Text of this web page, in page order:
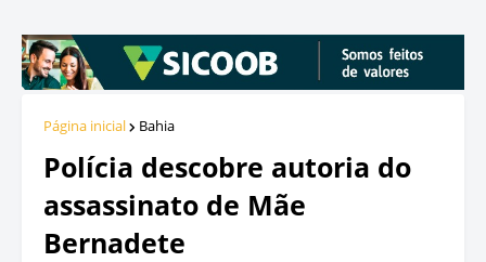
Página inicial Bahia
Polícia descobre autoria do
assassinato de Mãe
Bernadete